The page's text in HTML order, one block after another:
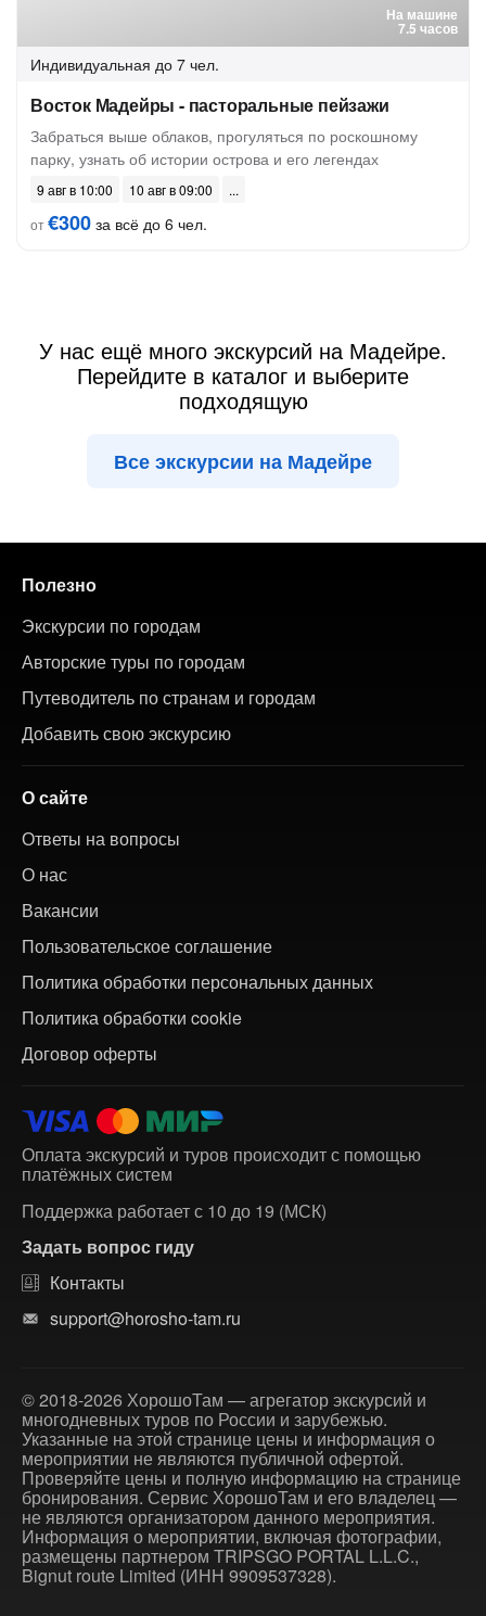
На машине
7.5 часов
Индивидуальная до 7 чел.
Восток Мадейры - пасторальные пейзажи
Забраться выше облаков, прогуляться по роскошному
парку, узнать об истории острова и его легендах
9 авг в 10:00
10 авг в 09:00
от€300 за всё до 6 чел.
У нас ещё много экскурсий на Мадейре.
Перейдите в каталог и выберите
подходящую
Все экскурсии на Мадейре
Полезно
Экскурсии по городам
Авторские туры по городам
Путеводитель по странам и городам
Добавить свою экскурсию
О сайте
Ответы на вопросы
О нас
Вакансии
Пользовательское соглашение
Политика обработки персональных данных
Политика обработки cookie
Договор оферты
Оплата экскурсий и туров происходит с помощью
платёжных систем
Поддержка работает с 10 до 19 (МСК)
Задать вопрос гиду
Контакты
support@horosho-tam.ru
© 2018-2026 ХорошоТам — агрегатор экскурсий и
многодневных туров по России и зарубежью.
Указанные на этой странице цены и информация о
мероприятии не являются публичной офертой.
Проверяйте цены и полную информацию на странице
бронирования. Сервис ХорошоТам и его владелец —
не являются организатором данного мероприятия.
Информация о мероприятии, включая фотографии,
размещены партнером TRIPSGO PORTAL L.L.C.,
Bignut route Limited (ИНН 9909537328).